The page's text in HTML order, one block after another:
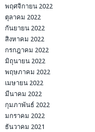
พฤศจิกายน 2022
ตุลาคม 2022
กันยายน 2022
สิงหาคม 2022
กรกฎาคม 2022
มิถุนายน 2022
พฤษภาคม 2022
เมษายน 2022
มีนาคม 2022
กุมภาพันธ์ 2022
มกราคม 2022
ธันวาคม 2021